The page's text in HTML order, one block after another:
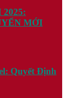
2025:
MỚI
Quyết Định